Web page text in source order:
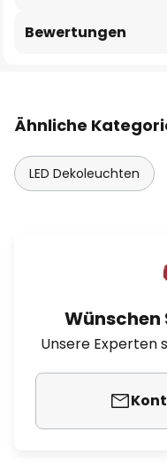
Bewertungen
Ähnliche
LED Dekoleuchten
Wünschen
Unsere Experten